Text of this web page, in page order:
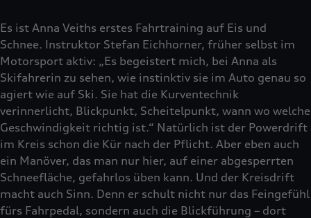
Es ist Anna Veiths erstes Fahrtraining auf Eis und
Schnee. Instruktor Stefan Eichhorner, früher selbst im
Motorsport aktiv: „Es begeistert mich, bei Anna als
Skifahrerin zu sehen, wie instinktiv sie im Auto genau so
agiert wie auf Ski. Sie hat die Kurventechnik
verinnerlicht, Blickpunkt, Scheitelpunkt, wann wo welche
Geschwindigkeit richtig ist.“ Natürlich ist der Powerdrift
im Kreis schon die Kür nach der Pflicht. Aber eben auch
ein Manöver, das man nur hier, auf einer abgesperrten
Schneefläche, gefahrlos üben kann. Und der Kreisdrift
macht auch Sinn. Denn er schult nicht nur das Feingefühl
fürs Fahrpedal, sondern auch die Blickführung – dort